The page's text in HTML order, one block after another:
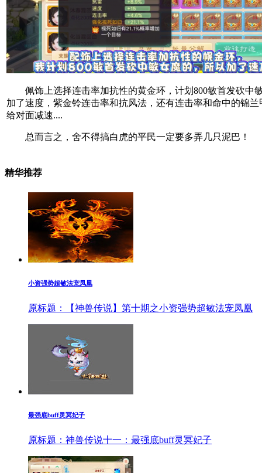
佩饰上选择连击率加抗性的黄金环，计划800敏首发砍中
加了速度，紫金铃连击率和抗风法，还有连击率和命中的锦兰
给对面减速....
总而言之，舍不得搞白虎的平民一定要多弄几只泥巴！
精华推荐
小资强势超敏法宠凤凰
原标题：【神兽传说】第十期之小资强势超敏法宠凤凰
最强底buff灵冥妃子
原标题：神兽传说十一：最强底buff灵冥妃子